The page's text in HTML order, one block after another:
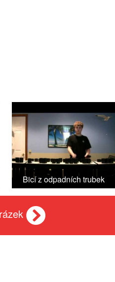
Bicí z odpadních trubek